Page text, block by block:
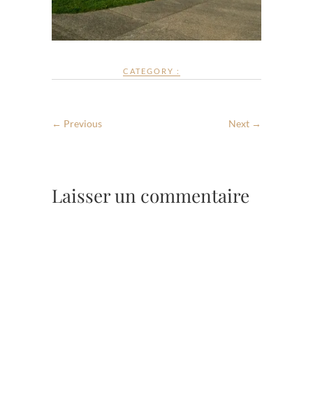
CATEGORY :
← Previous Next →
Laisser un commentaire